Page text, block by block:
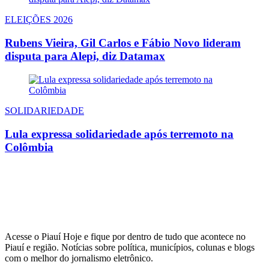
ELEIÇÕES 2026
Rubens Vieira, Gil Carlos e Fábio Novo lideram
disputa para Alepi, diz Datamax
SOLIDARIEDADE
Lula expressa solidariedade após terremoto na
Colômbia
Acesse o Piauí Hoje e fique por dentro de tudo que acontece no
Piauí e região. Notícias sobre política, municípios, colunas e blogs
com o melhor do jornalismo eletrônico.